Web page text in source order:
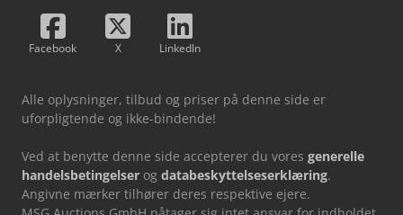
Facebook X LinkedIn
Alle oplysninger, tilbud og priser på denne side er
uforpligtende og ikke-bindende!
Ved at benytte denne side accepterer du vores generelle
handelsbetingelser og databeskyttelseserklæring.
Angivne mærker tilhører deres respektive ejere.